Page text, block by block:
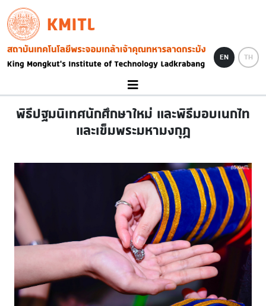
Skip to main content
KMITL
Image
EN TH
พิธีปฐมนิเทศนักศึกษาใหม่ และพิธีมอบเนกไท
และเข็มพระมหามงกุฎ